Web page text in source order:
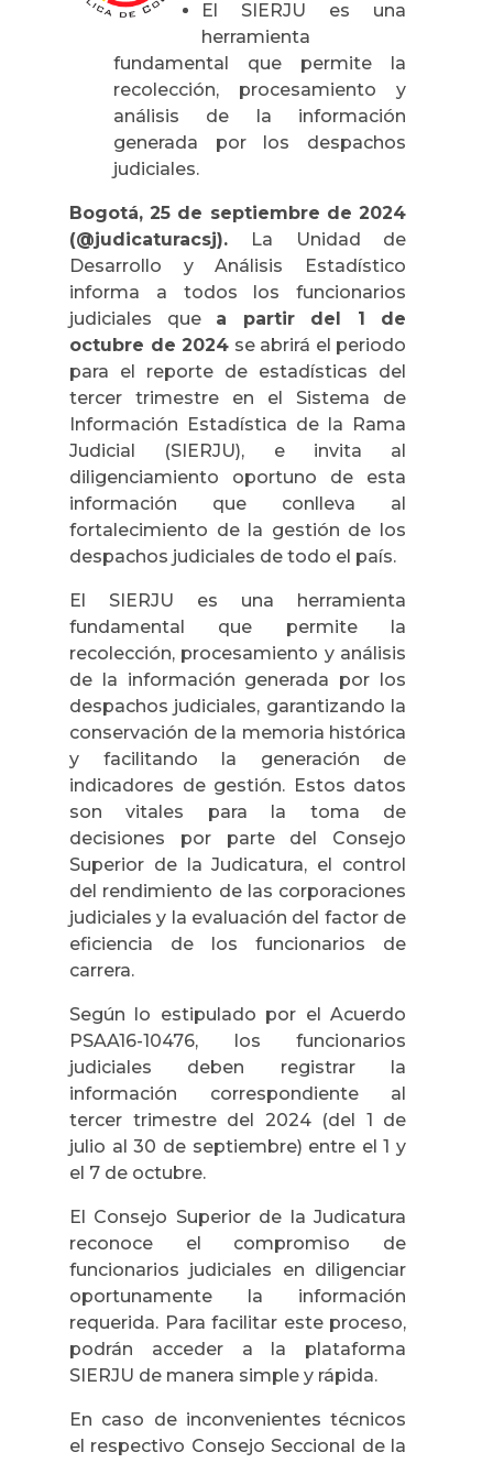
El SIERJU es una
herramienta
fundamental que permite la
recolección, procesamiento y
análisis de la información
generada por los despachos
judiciales.
Bogotá, 25 de septiembre de 2024
(@judicaturacsj). La Unidad de
Desarrollo y Análisis Estadístico
informa a todos los funcionarios
judiciales que a partir del 1 de
octubre de 2024 se abrirá el periodo
para el reporte de estadísticas del
tercer trimestre en el Sistema de
Información Estadística de la Rama
Judicial (SIERJU), e invita al
diligenciamiento oportuno de esta
información que conlleva al
fortalecimiento de la gestión de los
despachos judiciales de todo el país.
El SIERJU es una herramienta
fundamental que permite la
recolección, procesamiento y análisis
de la información generada por los
despachos judiciales, garantizando la
conservación de la memoria histórica
y facilitando la generación de
indicadores de gestión. Estos datos
son vitales para la toma de
decisiones por parte del Consejo
Superior de la Judicatura, el control
del rendimiento de las corporaciones
judiciales y la evaluación del factor de
eficiencia de los funcionarios de
carrera.
Según lo estipulado por el Acuerdo
PSAA16-10476, los funcionarios
judiciales deben registrar la
información correspondiente al
tercer trimestre del 2024 (del 1 de
julio al 30 de septiembre) entre el 1 y
el 7 de octubre.
El Consejo Superior de la Judicatura
reconoce el compromiso de
funcionarios judiciales en diligenciar
oportunamente la información
requerida. Para facilitar este proceso,
podrán acceder a la plataforma
SIERJU de manera simple y rápida.
En caso de inconvenientes técnicos
el respectivo Consejo Seccional de la